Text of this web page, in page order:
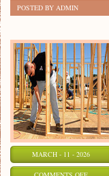
POSTED BY ADMIN
MARCH - 11 - 2026
ON